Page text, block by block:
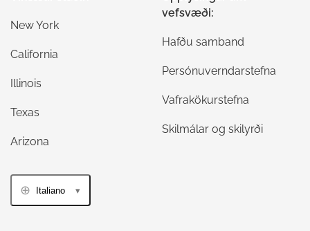
New York
California
Illinois
Texas
Arizona
vefsvæði:
Hafðu samband
Persónuverndarstefna
Vafrakökurstefna
Skilmálar og skilyrði
Italiano